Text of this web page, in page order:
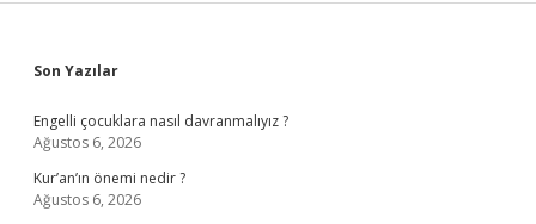
Sidebar
Son Yazılar
Engelli çocuklara nasıl davranmalıyız ?
Ağustos 6, 2026
Kur’an’ın önemi nedir ?
Ağustos 6, 2026